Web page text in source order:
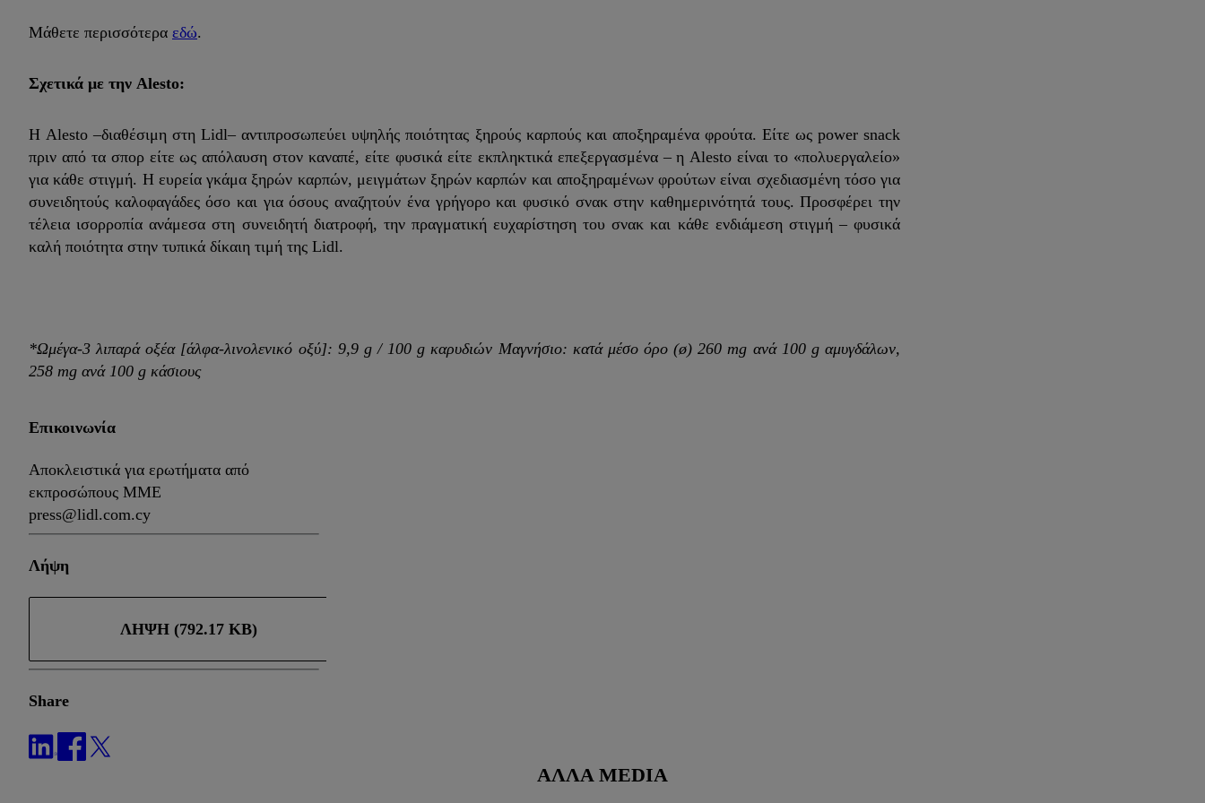
Μάθετε περισσότερα εδώ.
Σχετικά με την Alesto:
Η Alesto –διαθέσιμη στη Lidl– αντιπροσωπεύει υψηλής ποιότητας ξηρούς καρπούς και αποξηραμένα φρούτα. Είτε ως power snack
πριν από τα σπορ είτε ως απόλαυση στον καναπέ, είτε φυσικά είτε εκπληκτικά επεξεργασμένα – η Alesto είναι το «πολυεργαλείο»
για κάθε στιγμή. Η ευρεία γκάμα ξηρών καρπών, μειγμάτων ξηρών καρπών και αποξηραμένων φρούτων είναι σχεδιασμένη τόσο για
συνειδητούς καλοφαγάδες όσο και για όσους αναζητούν ένα γρήγορο και φυσικό σνακ στην καθημερινότητά τους. Προσφέρει την
τέλεια ισορροπία ανάμεσα στη συνειδητή διατροφή, την πραγματική ευχαρίστηση του σνακ και κάθε ενδιάμεση στιγμή – φυσικά
καλή ποιότητα στην τυπικά δίκαιη τιμή της Lidl.
*Ωμέγα-3 λιπαρά οξέα [άλφα-λινολενικό οξύ]: 9,9 g / 100 g καρυδιών Μαγνήσιο: κατά μέσο όρο (ø) 260 mg ανά 100 g αμυγδάλων,
258 mg ανά 100 g κάσιους
Επικοινωνία
Αποκλειστικά για ερωτήματα από
εκπροσώπους ΜΜΕ
press@lidl.com.cy
Λήψη
ΛΉΨΗ (792.17 KB)
Share
ΆΛΛΑ MEDIA